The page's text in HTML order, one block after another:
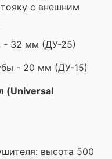
с внешним
- 32 мм (ДУ-25)
- 20 мм (ДУ-15)
(Universal
высота 500